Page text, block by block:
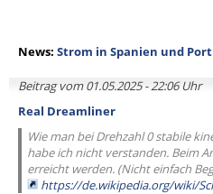
News: Strom in Spanien und
Beitrag vom 01.05.2025 - 22:06 Uhr
Real Dreamliner
Wie man bei Drehzahl 0 stabile
habe ich nicht verstanden. Beim
erreicht werden. (Nicht einfach
https://de.wikipedia.org/wiki/